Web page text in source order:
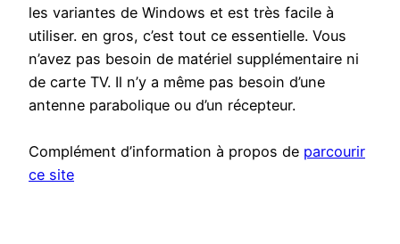
les variantes de Windows et est très facile à
utiliser. en gros, c’est tout ce essentielle. Vous
n’avez pas besoin de matériel supplémentaire ni
de carte TV. Il n’y a même pas besoin d’une
antenne parabolique ou d’un récepteur.
Complément d’information à propos de parcourir
ce site